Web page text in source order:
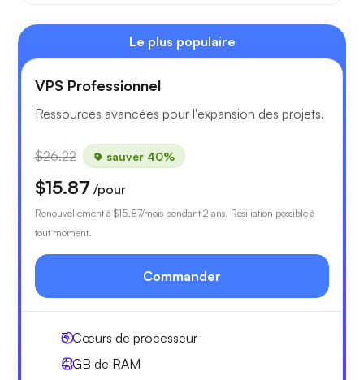
Le plus populaire
VPS Professionnel
Ressources avancées pour l'expansion des projets.
$26.22 sauver 40%
$15.87 /pour
Renouvellement à $15.87/mois pendant 2 ans. Résiliation possible à
tout moment.
Commander
3Cœurs de processeur
4 GB de RAM